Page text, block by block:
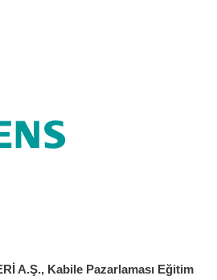
A.Ş., Kabile Pazarlaması Eğitim